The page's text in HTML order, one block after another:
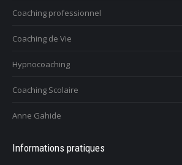
Coaching professionnel
Coaching de Vie
Hypnocoaching
Coaching Scolaire
Anne Gahide
Informations pratiques